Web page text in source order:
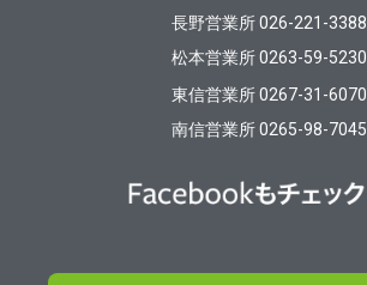
長野営業所 026-221-3388
松本営業所 0263-59-5230
東信営業所 0267-31-6070
南信営業所 0265-98-7045